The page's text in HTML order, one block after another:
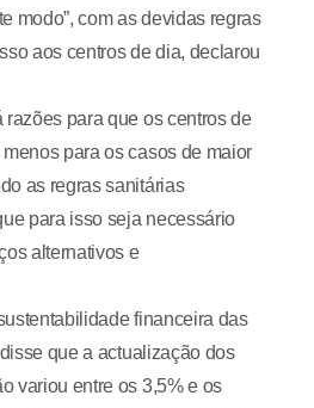
modo”, com as devidas regras
aos centros de dia, declarou
razões para que os centros de
para os casos de maior
as regras sanitárias
para isso seja necessário
alternativos e
financeira das
que a actualização dos
variou entre os 3,5% e os